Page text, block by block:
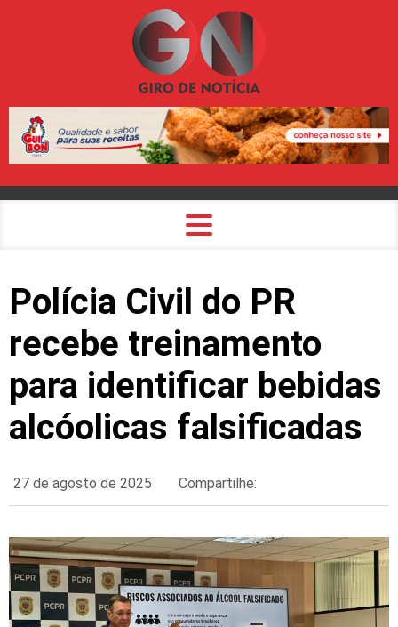
Polícia Civil do PR
recebe treinamento
para identificar bebidas
alcóolicas falsificadas
27 de agosto de 2025 Compartilhe: